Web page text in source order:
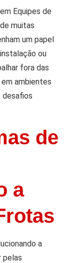
Equipes de
muitas
um papel
ou
fora das
ambientes
desafios
de
a
a
pelas